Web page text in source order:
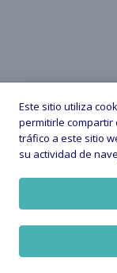
Este sitio utiliza
permitirle compartir
tráfico a este sitio
su actividad de